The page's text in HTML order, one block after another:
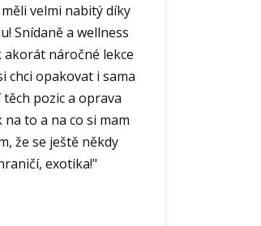
velmi nabitý díky
Snídaně a wellness
akorát náročné lekce
chci opakovat i sama
pozic a oprava
to a na co si mam
že se ještě někdy
exotika!"